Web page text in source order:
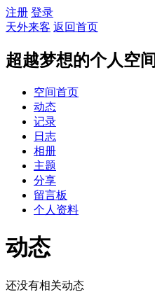
注册 登录
天外来客 返回首页
超越梦想的个人空间
空间首页
动态
记录
日志
相册
主题
分享
留言板
个人资料
动态
还没有相关动态